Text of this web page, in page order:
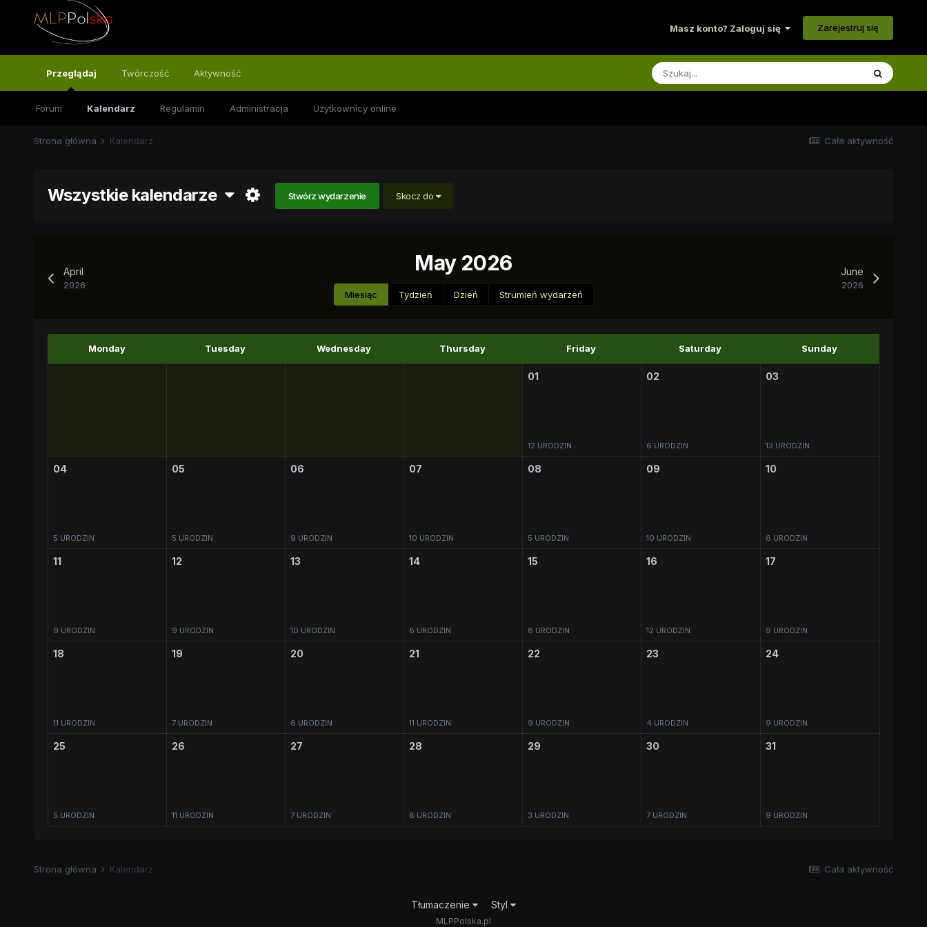
Masz konto? Zaloguj się Zarejestruj się
Przeglądaj
Forum Kalendarz Regulamin Administracja Użytkownicy online
Twórczość Aktywność
Cała aktywność
Strona główna Kalendarz
Wszystkie kalendarze Stwórz wydarzenie Skocz do
April
2026
May 2026
Miesiąc Tydzień Dzień Strumień wydarzeń
June
2026
Monday Tuesday Wednesday Thursday Friday Saturday Sunday
01
12 URODZIN
02
6 URODZIN
03
13 URODZIN
04
5 URODZIN
05
5 URODZIN
06
9 URODZIN
07
10 URODZIN
08
5 URODZIN
09
10 URODZIN
10
6 URODZIN
11
9 URODZIN
12
9 URODZIN
13
10 URODZIN
14
8 URODZIN
15
8 URODZIN
16
12 URODZIN
17
9 URODZIN
18
11 URODZIN
19
7 URODZIN
20
6 URODZIN
21
11 URODZIN
22
9 URODZIN
23
4 URODZIN
24
9 URODZIN
25
5 URODZIN
26
11 URODZIN
27
7 URODZIN
28
8 URODZIN
29
3 URODZIN
30
7 URODZIN
31
9 URODZIN
Cała aktywność
Strona główna Kalendarz
Tłumaczenie Styl
MLPPolska.pl